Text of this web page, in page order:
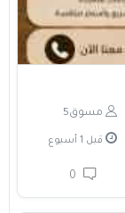
مسوق5
قبل 1 أسبوع